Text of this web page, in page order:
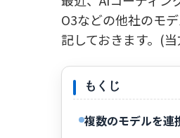
O3などの他社のモ
記しておきます。(
もくじ
複数のモデルを連